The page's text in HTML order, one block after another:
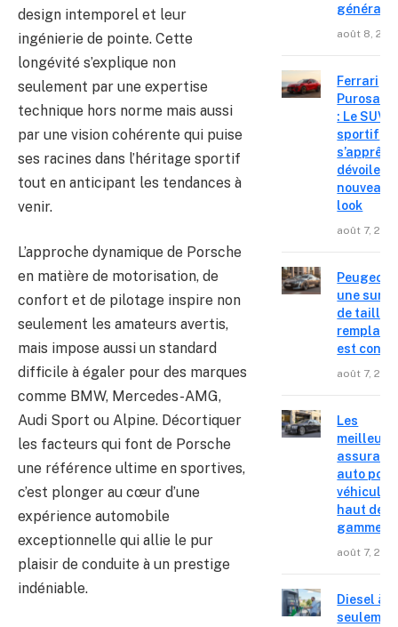
design intemporel et leur
ingénierie de pointe. Cette
longévité s’explique non
seulement par une expertise
technique hors norme mais aussi
par une vision cohérente qui puise
ses racines dans l’héritage sportif
tout en anticipant les tendances à
venir.
L’approche dynamique de Porsche
en matière de motorisation, de
confort et de pilotage inspire non
seulement les amateurs avertis,
mais impose aussi un standard
difficile à égaler pour des marques
comme BMW, Mercedes-AMG,
Audi Sport ou Alpine. Décortiquer
les facteurs qui font de Porsche
une référence ultime en sportives,
c’est plonger au cœur d’une
expérience automobile
exceptionnelle qui allie le pur
plaisir de conduite à un prestige
indéniable.
août 8,
Ferrari
: Le SUV
sportif
s’apprête
dévoiler
nouveau
look
août 7,
Peugeot
une
de taille,
est
août 7,
Les
auto pour
véhicules
haut de
gamme
août 7,
Diesel à